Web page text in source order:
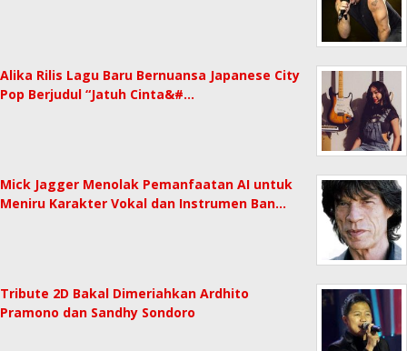
Alika Rilis Lagu Baru Bernuansa Japanese City
Pop Berjudul “Jatuh Cinta&#…
Mick Jagger Menolak Pemanfaatan AI untuk
Meniru Karakter Vokal dan Instrumen Ban…
Tribute 2D Bakal Dimeriahkan Ardhito
Pramono dan Sandhy Sondoro